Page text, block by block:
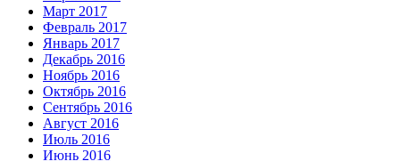
Март 2017
Февраль 2017
Январь 2017
Декабрь 2016
Ноябрь 2016
Октябрь 2016
Сентябрь 2016
Август 2016
Июль 2016
Июнь 2016